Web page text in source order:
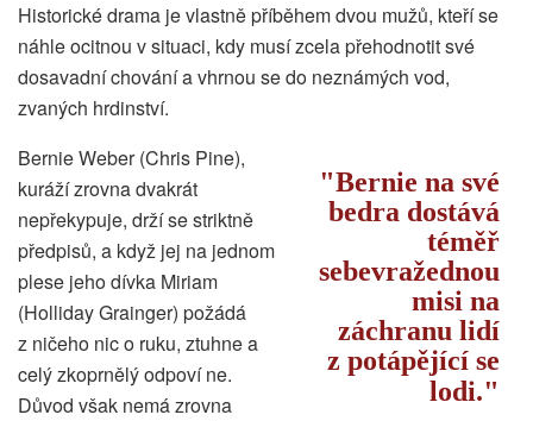
Historické drama je vlastně příběhem dvou mužů, kteří se
náhle ocitnou v situaci, kdy musí zcela přehodnotit své
dosavadní chování a vhrnou se do neznámých vod,
zvaných hrdinství.
Bernie na své
bedra dostává
téměř
sebevražednou
misi na
záchranu lidí
z potápějící se
lodi.
Bernie Weber (Chris Pine),
kuráží zrovna dvakrát
nepřekypuje, drží se striktně
předpisů, a když jej na jednom
plese jeho dívka Miriam
(Holliday Grainger) požádá
z ničeho nic o ruku, ztuhne a
celý zkoprnělý odpoví ne.
Důvod však nemá zrovna